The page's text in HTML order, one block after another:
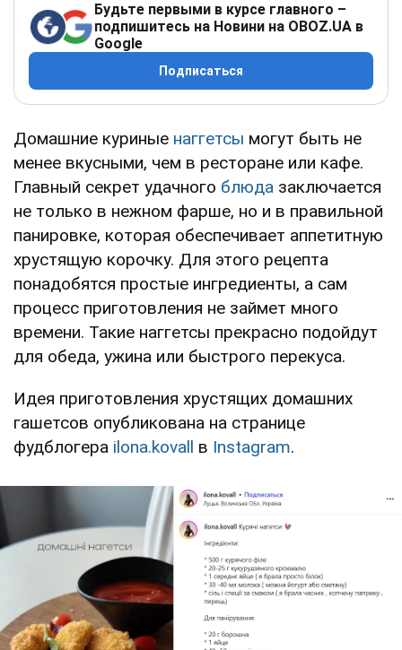
Будьте первыми в курсе главного –
подпишитесь на Новини на OBOZ.UA в
Google
Подписаться
Домашние куриные наггетсы могут быть не
менее вкусными, чем в ресторане или кафе.
Главный секрет удачного блюда заключается
не только в нежном фарше, но и в правильной
панировке, которая обеспечивает аппетитную
хрустящую корочку. Для этого рецепта
понадобятся простые ингредиенты, а сам
процесс приготовления не займет много
времени. Такие наггетсы прекрасно подойдут
для обеда, ужина или быстрого перекуса.
Идея приготовления хрустящих домашних
гашетсов опубликована на странице
фудблогера ilona.kovall в Instagram.